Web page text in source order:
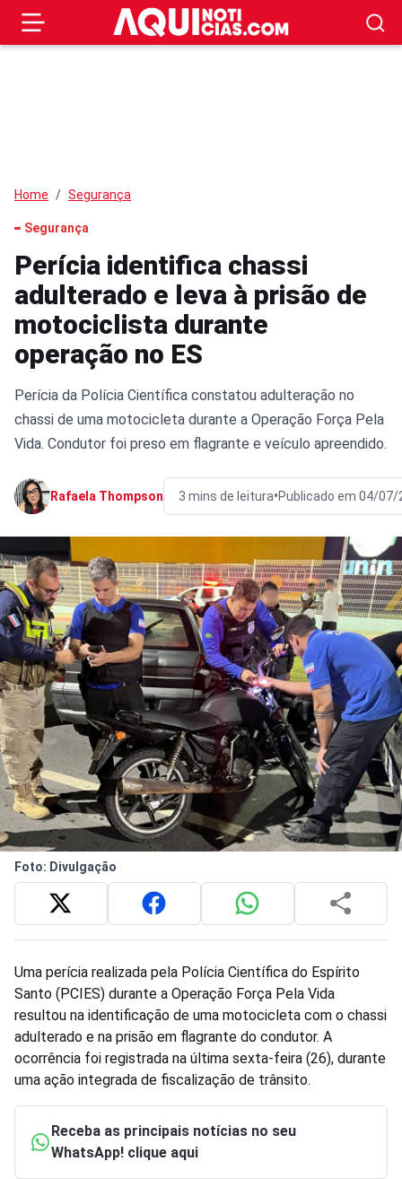
Home Segurança
Segurança
Perícia identifica chassi
adulterado e leva à prisão de
motociclista durante
operação no ES
Perícia da Polícia Científica constatou adulteração no
chassi de uma motocicleta durante a Operação Força Pela
Vida. Condutor foi preso em flagrante e veículo apreendido.
Rafaela Thompson 3 mins de leitura•Publicado em 04/07/
Foto: Divulgação
Uma perícia realizada pela Polícia Científica do Espírito
Santo (PCIES) durante a Operação Força Pela Vida
resultou na identificação de uma motocicleta com o chassi
adulterado e na prisão em flagrante do condutor. A
ocorrência foi registrada na última sexta-feira (26), durante
uma ação integrada de fiscalização de trânsito.
Receba as principais notícias no seu
WhatsApp! clique aqui